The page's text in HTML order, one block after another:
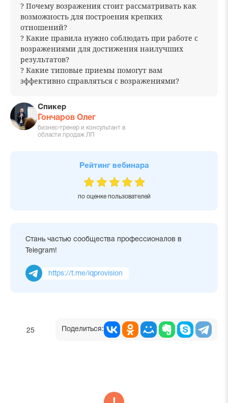
? Почему возражения стоит рассматривать как
возможность для построения крепких
отношений?
? Какие правила нужно соблюдать при работе с
возражениями для достижения наилучших
результатов?
? Какие типовые приемы помогут вам
эффективно справляться с возражениями?
Спикер
Гончаров Олег
бизнес-тренер и консультант в
области продаж ЛП
Рейтинг вебинара
по оценке пользователей
Стань частью сообщества профессионалов в
Telegram!
https://t.me/iqprovision
25 Поделиться: